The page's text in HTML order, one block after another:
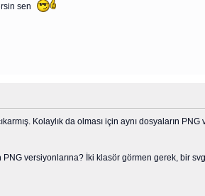
sen
Kolaylık da olması için aynı dosyaların PNG
versiyonlarına? İki klasör görmen gerek, bir